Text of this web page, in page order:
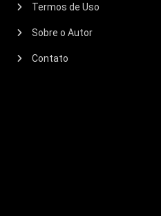
Termos de Uso
Sobre o Autor
Contato